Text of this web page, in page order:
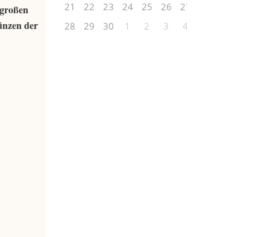
der
21
22 23 24 25 26
27
28
29 30 1 2 3 4